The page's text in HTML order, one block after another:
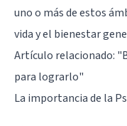
uno o más de estos
vida y el bienestar
Artículo relacionado:
para lograrlo"
La importancia de la